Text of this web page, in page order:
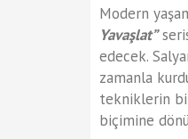
Modern
Yavaşlat”
edecek.
zamanla
tekniklerin
biçimine